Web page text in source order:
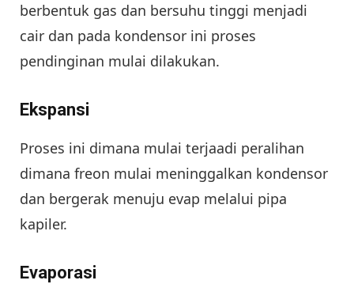
berbentuk gas dan bersuhu tinggi menjadi
cair dan pada kondensor ini proses
pendinginan mulai dilakukan.
Ekspansi
Proses ini dimana mulai terjaadi peralihan
dimana freon mulai meninggalkan kondensor
dan bergerak menuju evap melalui pipa
kapiler.
Evaporasi